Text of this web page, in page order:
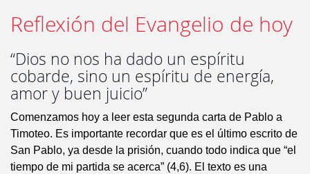
Reflexión del Evangelio de hoy
“Dios no nos ha dado un espíritu
cobarde, sino un espíritu de energía,
amor y buen juicio”
Comenzamos hoy a leer esta segunda carta de Pablo a
Timoteo. Es importante recordar que es el último escrito de
San Pablo, ya desde la prisión, cuando todo indica que “el
tiempo de mi partida se acerca” (4,6). El texto es una